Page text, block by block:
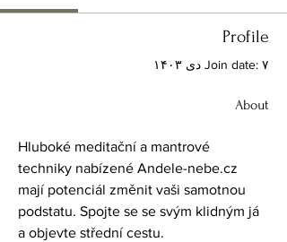
Profile
Join date: ۷ دی ۱۴۰۳
About
Hluboké meditační a mantrové
techniky nabízené Andele-nebe.cz
mají potenciál změnit vaši samotnou
podstatu. Spojte se se svým klidným já
a objevte střední cestu.